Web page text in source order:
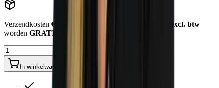
Verzendkosten €12,50
boven de €750,- excl. btw
worden GRATIS bezorgd
In winkelwagen